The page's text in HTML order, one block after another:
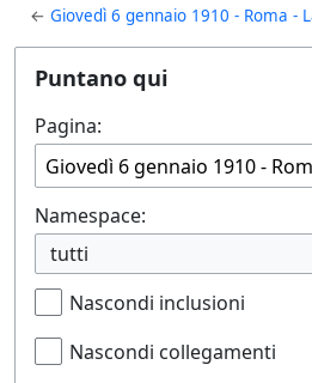
←Giovedì 6 gennaio 1910 - Roma -
Puntano qui
Pagina:
Namespace:
tutti
Nascondi inclusioni
Nascondi collegamenti